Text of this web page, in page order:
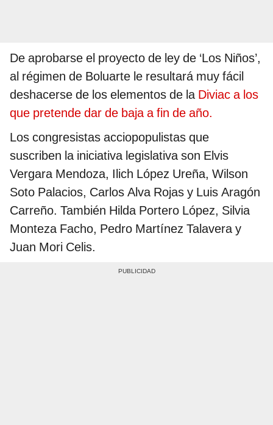
De aprobarse el proyecto de ley de ‘Los Niños’,
al régimen de Boluarte le resultará muy fácil
deshacerse de los elementos de la Diviac a los
que pretende dar de baja a fin de año.
Los congresistas acciopopulistas que
suscriben la iniciativa legislativa son Elvis
Vergara Mendoza, Ilich López Ureña, Wilson
Soto Palacios, Carlos Alva Rojas y Luis Aragón
Carreño. También Hilda Portero López, Silvia
Monteza Facho, Pedro Martínez Talavera y
Juan Mori Celis.